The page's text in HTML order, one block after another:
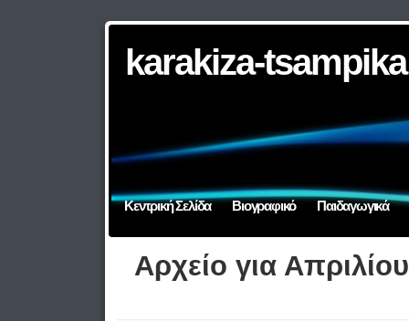
karakiza-tsampika
Κεντρική Σελίδα Βιογραφικό Παιδαγωγικά
Αρχείο για